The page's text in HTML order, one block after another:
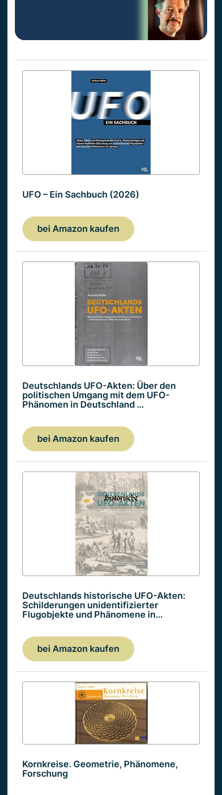
UFO – Ein Sachbuch (2026)
bei Amazon kaufen
Deutschlands UFO-Akten: Über den
politischen Umgang mit dem UFO-
Phänomen in Deutschland …
bei Amazon kaufen
Deutschlands historische UFO-Akten:
Schilderungen unidentifizierter
Flugobjekte und Phänomene in…
bei Amazon kaufen
Kornkreise. Geometrie, Phänomene,
Forschung